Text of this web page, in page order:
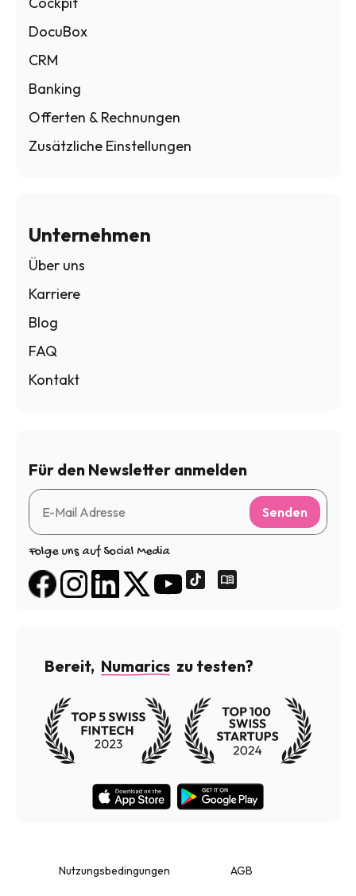
DocuBox
CRM
Banking
Offerten & Rechnungen
Zusätzliche Einstellungen
Unternehmen
Über uns
Karriere
Blog
FAQ
Kontakt
Für den Newsletter anmelden
Senden
Folge uns auf Social Media
Bereit, Numarics zu testen?
Nutzungsbedingungen AGB